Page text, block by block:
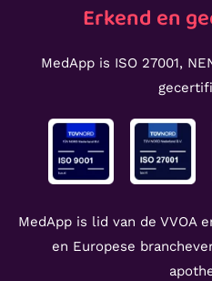
Erkend en
MedApp is ISO 27001,
MedApp is lid van de VVOA
en Europese